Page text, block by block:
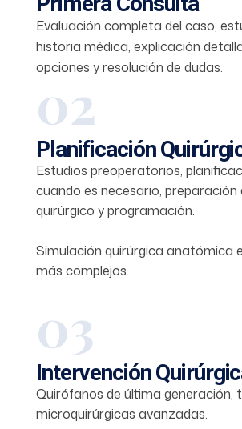
Evaluación completa del caso,
historia médica, explicación
opciones y resolución de dudas.
02
Planificación
Estudios preoperatorios,
cuando es necesario, preparación
quirúrgico y programación.
Simulación quirúrgica anatómica
más complejos.
03
Intervención
Quirófanos de última generación,
microquirúrgicas avanzadas.